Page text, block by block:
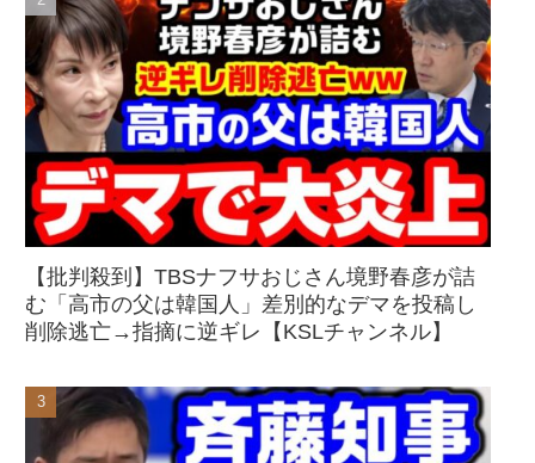
【批判殺到】TBSナフサおじさん境野春彦が詰
む「高市の父は韓国人」差別的なデマを投稿し
削除逃亡→指摘に逆ギレ【KSLチャンネル】